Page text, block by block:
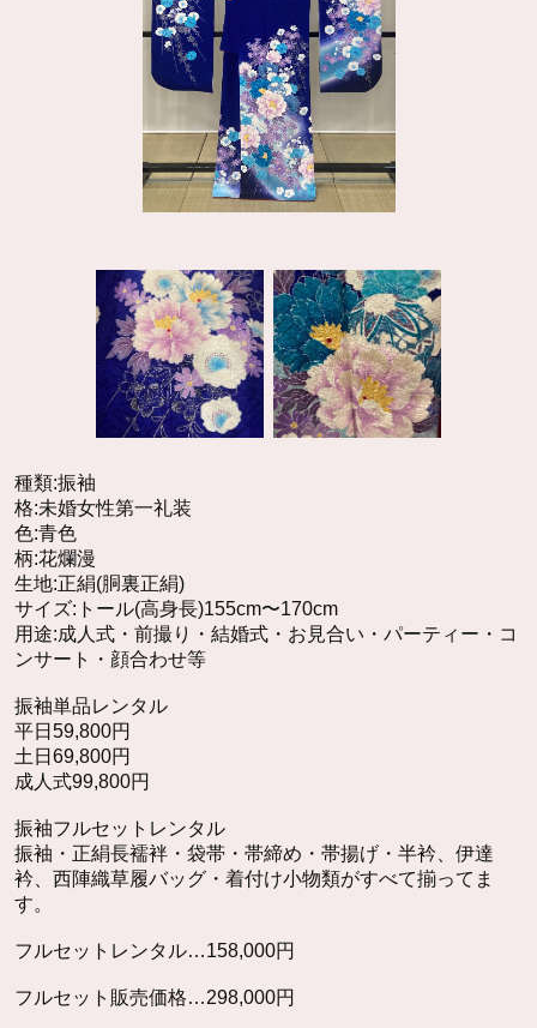
種類:振袖
格:未婚女性第一礼装
色:青色
柄:花爛漫
生地:正絹(胴裏正絹)
サイズ:トール(高身長)155cm〜170cm
用途:成人式・前撮り・結婚式・お見合い・パーティー・コ
ンサート・顔合わせ等
振袖単品レンタル
平日59,800円
土日69,800円
成人式99,800円
振袖フルセットレンタル
振袖・正絹長襦袢・袋帯・帯締め・帯揚げ・半衿、伊達
衿、西陣織草履バッグ・着付け小物類がすべて揃ってま
す。
フルセットレンタル…158,000円
フルセット販売価格…298,000円